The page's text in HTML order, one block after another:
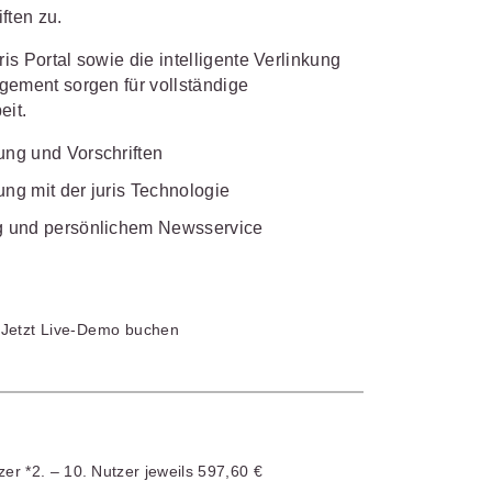
passen.
AKADEMIE
und zertifiziert: Online-
wichtigen Fachgebieten.
mehr erfahren
zu.
Portal sowie die intelligente Verlinkung
sorgen für vollständige
und Vorschriften
mit der juris Technologie
und persönlichem Newsservice
*2. – 10. Nutzer jeweils 597,60 €
Jetzt Live-Demo buchen